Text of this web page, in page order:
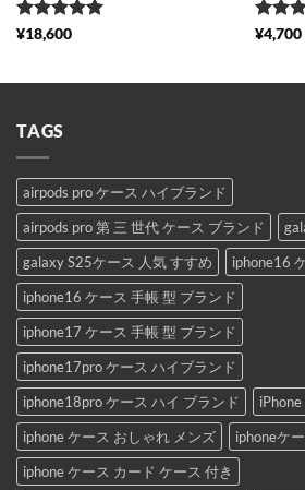
5段階中
¥18,600 5段階
¥4,700
TAGS
airpods pro ケース ハイブランド
airpods pro 第 三 世代 ケース ブランド
galaxy S25ケース 人気 すすめ
iphone16
iphone16 ケース 手帳 型 ブランド
iphone17 ケース 手帳 型 ブランド
iphone17pro ケース ハイブランド
iphone18pro ケース ハイ ブランド
iphone ケース おしゃれ メンズ
iphoneケ
iphone ケース カード ケース 付き